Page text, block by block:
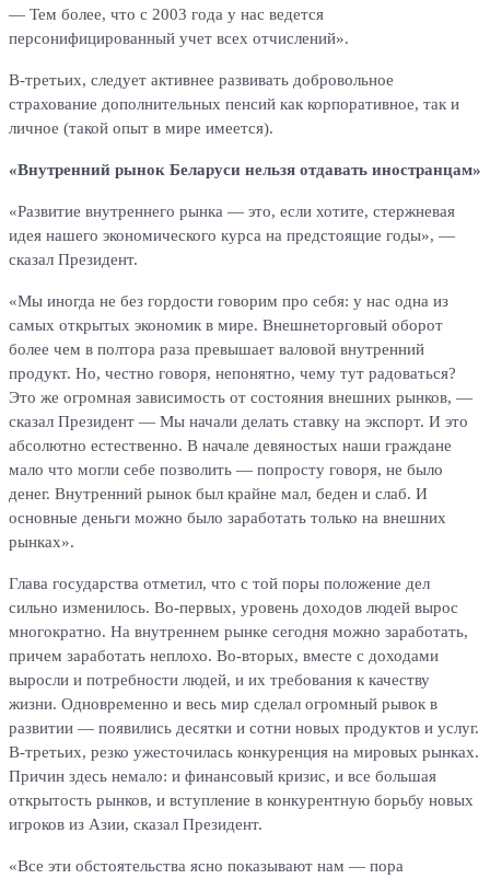
— Тем более, что с 2003 года у нас ведется
персонифицированный учет всех отчислений».
В-третьих, следует активнее развивать добровольное
страхование дополнительных пенсий как корпоративное, так и
личное (такой опыт в мире имеется).
«Внутренний рынок Беларуси нельзя отдавать иностранцам»
«Развитие внутреннего рынка — это, если хотите, стержневая
идея нашего экономического курса на предстоящие годы», —
сказал Президент.
«Мы иногда не без гордости говорим про себя: у нас одна из
самых открытых экономик в мире. Внешнеторговый оборот
более чем в полтора раза превышает валовой внутренний
продукт. Но, честно говоря, непонятно, чему тут радоваться?
Это же огромная зависимость от состояния внешних рынков, —
сказал Президент — Мы начали делать ставку на экспорт. И это
абсолютно естественно. В начале девяностых наши граждане
мало что могли себе позволить — попросту говоря, не было
денег. Внутренний рынок был крайне мал, беден и слаб. И
основные деньги можно было заработать только на внешних
рынках».
Глава государства отметил, что с той поры положение дел
сильно изменилось. Во-первых, уровень доходов людей вырос
многократно. На внутреннем рынке сегодня можно заработать,
причем заработать неплохо. Во-вторых, вместе с доходами
выросли и потребности людей, и их требования к качеству
жизни. Одновременно и весь мир сделал огромный рывок в
развитии — появились десятки и сотни новых продуктов и услуг.
В-третьих, резко ужесточилась конкуренция на мировых рынках.
Причин здесь немало: и финансовый кризис, и все большая
открытость рынков, и вступление в конкурентную борьбу новых
игроков из Азии, сказал Президент.
«Все эти обстоятельства ясно показывают нам — пора